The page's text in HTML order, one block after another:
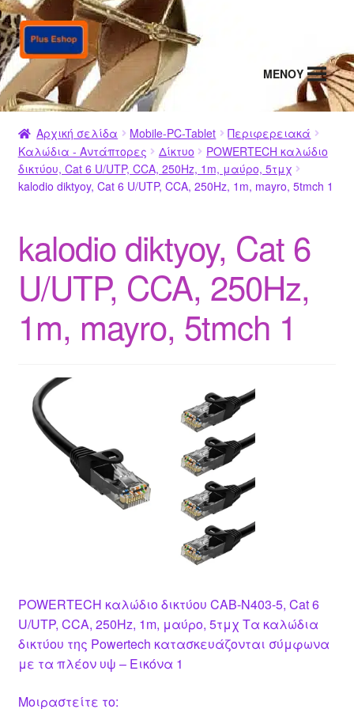
Απευθείας
μετάβαση
στην
πλοήγηση
Μετάβαση
σε
περιεχόμενο
MENΟΥ
Αρχική σελίδα Mobile-PC-Tablet
Περιφερειακά
Καλώδια - Αντάπτορες
Δίκτυο
POWERTECH καλώδιο
δικτύου, Cat 6 U/UTP, CCA, 250Hz, 1m, μαύρο, 5τμχ
kalodio diktyoy, Cat 6 U/UTP, CCA, 250Hz, 1m, mayro, 5tmch 1
kalodio diktyoy, Cat 6
U/UTP, CCA, 250Hz,
1m, mayro, 5tmch 1
POWERTECH καλώδιο δικτύου CAB-N403-5, Cat 6
U/UTP, CCA, 250Hz, 1m, μαύρο, 5τμχ Τα καλώδια
δικτύου της Powertech κατασκευάζονται σύμφωνα
με τα πλέον υψ – Εικόνα 1
Μοιραστείτε το: